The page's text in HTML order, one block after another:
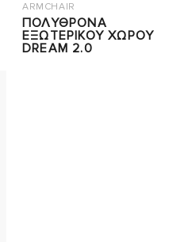
ARMCHAIR
ΠΟΛΥΘΡΟΝΑ
ΕΞΩΤΕΡΙΚΟΥ ΧΩΡΟΥ
DREAM 2.0